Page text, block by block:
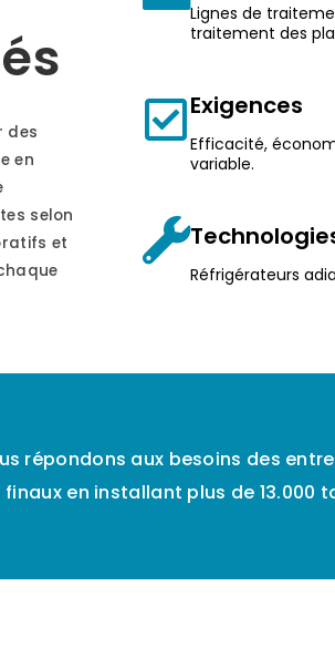
des
en
selon
et
Lignes de
traitement des
Exigences
Efficacité,
variable.
Réfrigérateurs
répondons aux besoins des
en installant plus de 13.000